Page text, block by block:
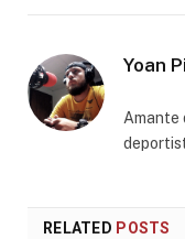
Yoan
Amante
RELATED POSTS